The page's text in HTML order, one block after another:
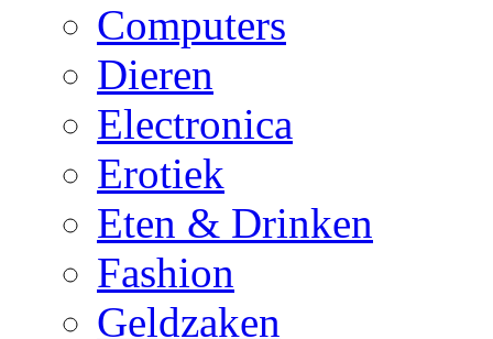
Computers
Dieren
Electronica
Erotiek
Eten & Drinken
Fashion
Geldzaken